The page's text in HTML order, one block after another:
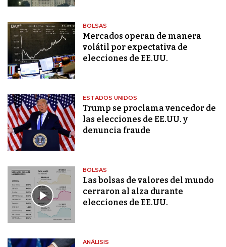
BOLSAS
Mercados operan de manera
volátil por expectativa de
elecciones de EE.UU.
ESTADOS UNIDOS
Trump se proclama vencedor de
las elecciones de EE.UU. y
denuncia fraude
BOLSAS
Las bolsas de valores del mundo
cerraron al alza durante
elecciones de EE.UU.
ANÁLISIS